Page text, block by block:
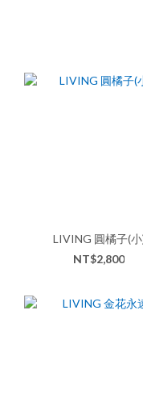
LIVING 圓橘子(
NT$2,800